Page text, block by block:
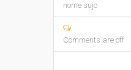
nome sujo
Comments are off